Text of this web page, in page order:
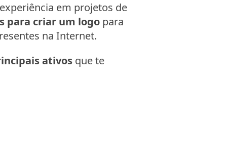
em projetos de
para criar um logo para
na Internet.
ativos que te